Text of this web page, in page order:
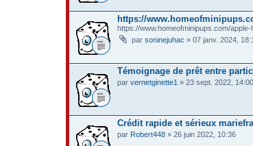
https://
https://www.homeofminipups.com/
par soninejuhac » 07 janv. 2024,
Témoignage de prêt entre
par vernetginette1 » 23 sept. 2022, 14:00
Crédit rapide et sérieux
par Robert448 » 26 juin 2022, 10:36